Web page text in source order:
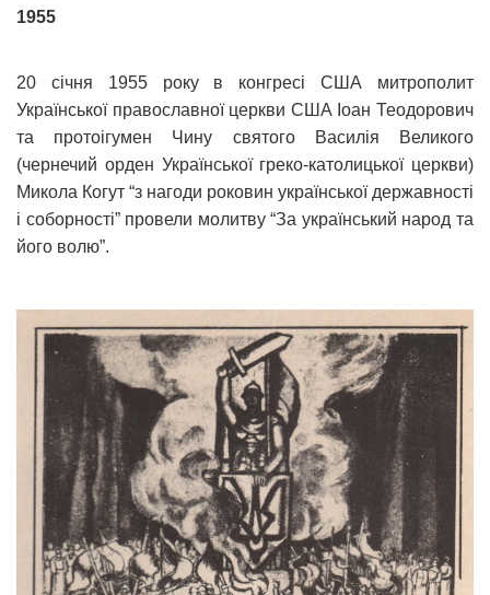
1955
20 січня 1955 року в конгресі США митрополит
Української православної церкви США Іоан Теодорович
та протоігумен Чину святого Василія Великого
(чернечий орден Української греко-католицької церкви)
Микола Когут “з нагоди роковин української державності
і соборності” провели молитву “За український народ та
його волю”.